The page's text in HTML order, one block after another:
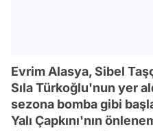
Evrim Alasya, Sibel
Sıla Türkoğlu'nun yer
sezona bomba gibi
Yalı Çapkını'nın